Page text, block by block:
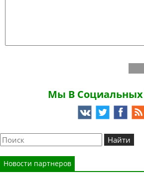
Мы В Социальных
Новости партнеров